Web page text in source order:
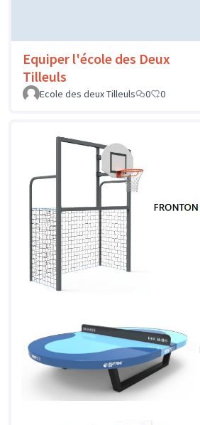
Equiper l'école des Deux
Tilleuls
Ecole des deux Tilleuls
0 0